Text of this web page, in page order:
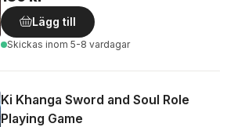
Lägg till
Skickas inom 5-8 vardagar
Ki Khanga Sword and Soul Role
Playing Game